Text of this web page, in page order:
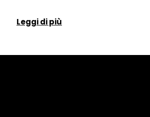
Leggi di più